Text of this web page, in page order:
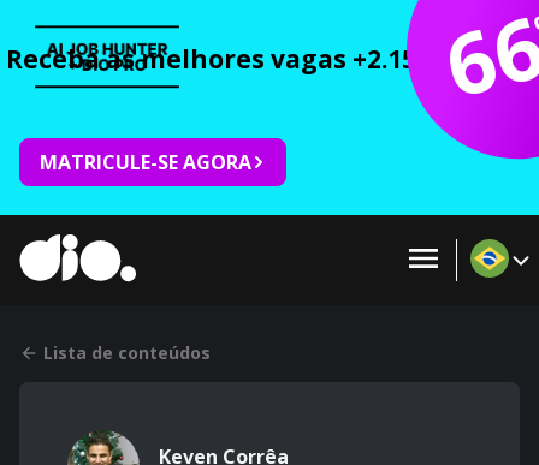
Receba as melhores vagas +2.150 cursos
MATRICULE-SE AGORA
Lista de conteúdos
Keven Corrêa